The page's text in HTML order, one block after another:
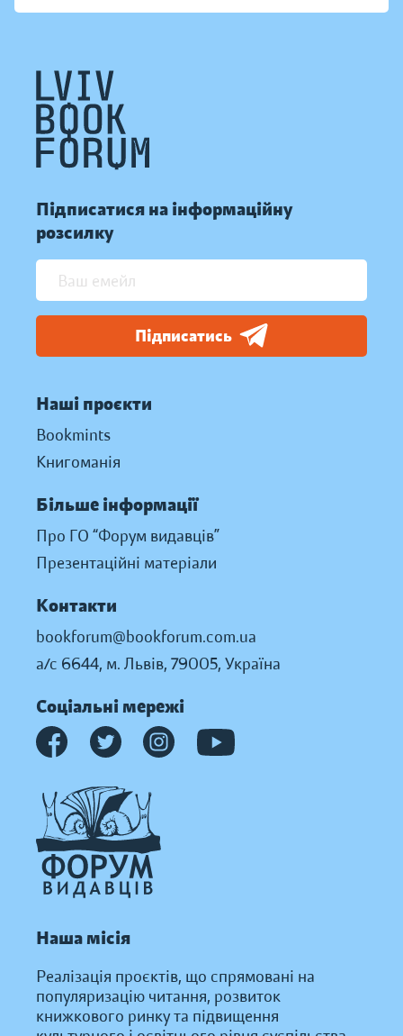
Підписатися на інформаційну
розсилку
Підписатись
Наші проєкти
Bookmints
Книгоманія
Більше інформації
Про ГО “Форум видавців”
Презентаційні матеріали
Контакти
bookforum@bookforum.com.ua
а/с 6644, м. Львів, 79005, Україна
Соціальні мережі
Наша місія
Реалізація проєктів, що спрямовані на
популяризацію читання, розвиток
книжкового ринку та підвищення